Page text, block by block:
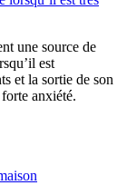
une source de
est
et la sortie de son
anxiété.